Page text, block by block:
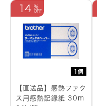
1個
14
【直送品】感熱ファク
ス用感熱記録紙 30m